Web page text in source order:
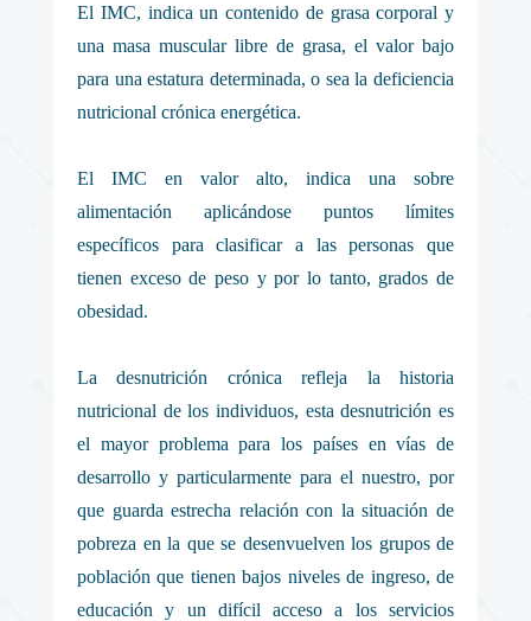
El IMC, indica un contenido de grasa corporal y
una masa muscular libre de grasa, el valor bajo
para una estatura determinada, o sea la deficiencia
nutricional crónica energética.
El IMC en valor alto, indica una sobre
alimentación aplicándose puntos límites
específicos para clasificar a las personas que
tienen exceso de peso y por lo tanto, grados de
obesidad.
La desnutrición crónica refleja la historia
nutricional de los individuos, esta desnutrición es
el mayor problema para los países en vías de
desarrollo y particularmente para el nuestro, por
que guarda estrecha relación con la situación de
pobreza en la que se desenvuelven los grupos de
población que tienen bajos niveles de ingreso, de
educación y un difícil acceso a los servicios